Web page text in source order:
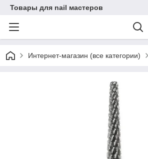
Товары для nail мастеров
Интернет-магазин (все категории)